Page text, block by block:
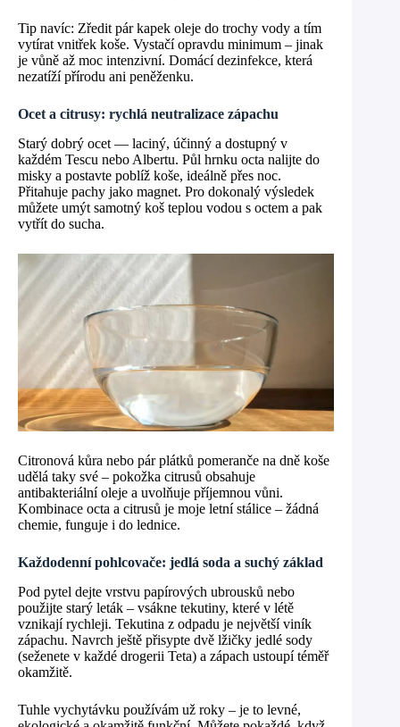
Tip navíc: Zředit pár kapek oleje do trochy vody a tím
vytírat vnitřek koše. Vystačí opravdu minimum – jinak
je vůně až moc intenzivní. Domácí dezinfekce, která
nezatíží přírodu ani peněženku.
Ocet a citrusy: rychlá neutralizace zápachu
Starý dobrý ocet — laciný, účinný a dostupný v
každém Tescu nebo Albertu. Půl hrnku octa nalijte do
misky a postavte poblíž koše, ideálně přes noc.
Přitahuje pachy jako magnet. Pro dokonalý výsledek
můžete umýt samotný koš teplou vodou s octem a pak
vytřít do sucha.
Citronová kůra nebo pár plátků pomeranče na dně koše
udělá taky své – pokožka citrusů obsahuje
antibakteriální oleje a uvolňuje příjemnou vůni.
Kombinace octa a citrusů je moje letní stálice – žádná
chemie, funguje i do lednice.
Každodenní pohlcovače: jedlá soda a suchý základ
Pod pytel dejte vrstvu papírových ubrousků nebo
použijte starý leták – vsákne tekutiny, které v létě
vznikají rychleji. Tekutina z odpadu je největší viník
zápachu. Navrch ještě přisypte dvě lžičky jedlé sody
(seženete v každé drogerii Teta) a zápach ustoupí téměř
okamžitě.
Tuhle vychytávku používám už roky – je to levné,